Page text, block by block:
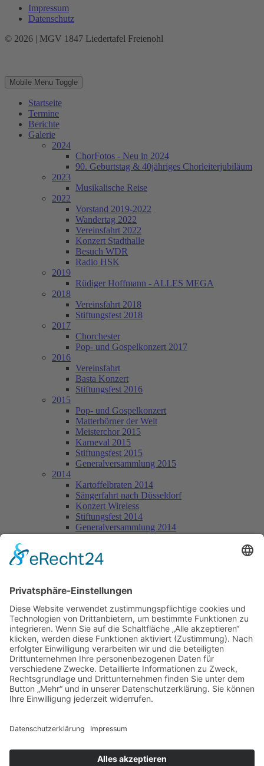
Impressum
Datenschutz
© 2026 | MGV 1847 Liedertafel Freienohl
Mobile Menu Toggle
Startseite
Termine
Berichte
Galerie
2024
ChorFotos - Neu in 2024
90. Geburtstag & 40jähriges Chorleiterjubiläum
2023
Musikalische Reise
2022
Vorstand 2019-2022
Wandertag 2022
Vereinsfahrt 2022
Konzert Stadthalle
Besuch WDR
Radio HSK
2019
Rüdiger Hoffmann - ALLES MEGA
2018
Vereinsfahrt 2018
Stiftungsfest 2018
2017
Chorchester
Pop- und Gospelkonzert 2017
2016
Vereinsfahrt
Basta Konzert
Stiftungsfest 2016
2015
Pop- und Gospelkonzert
Matterhörner der Welt
Meisterchor 2015
Karneval 2015
Stiftungsfest 2015
Generalversammlung 2015
2014
Kartoffelbraten 2014
Sängerfahrt nach Düsseldorf
Konzert Wireless
Stiftungsfest 2014
Generalversammlung 2014
Deutschlandradio Kultur Probe
25. Chorleiterjubiläum Siegfried Knappstein
Beratungssingen in Kückelheim
Stiftungsfest 2013
Generalversammlung 2013
2012
Kartoffelbraten 2012
Konzert Abtei Königsmünster
Sängerfahrt nach Potsdam
Singen im Dom
165 Jahre Liedertafel Freienohl
2011
Wandertag 2011
10 Jahre basta a capella